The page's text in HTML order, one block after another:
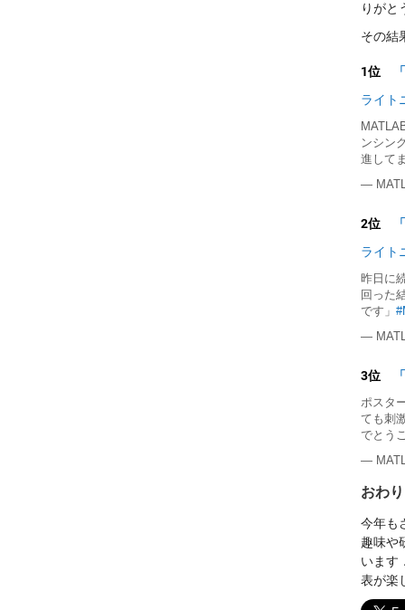
りがと
その結
1位
ライト
ンシン
進して
—
2位
ライト
昨日に
回った
です」
—
3位
ポスタ
ても刺
でとう
—
おわ
今年も
趣味や
います
表が楽